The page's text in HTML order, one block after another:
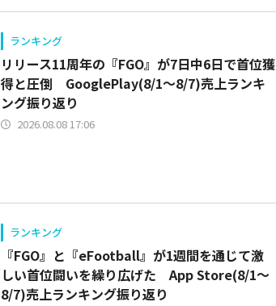
ランキング
リリース11周年の『FGO』が7日中6日で首位獲
得と圧倒 GooglePlay(8/1～8/7)売上ランキ
ング振り返り
2026.08.08 17:06
ランキング
『FGO』と『eFootball』が1週間を通じて激
しい首位闘いを繰り広げた App Store(8/1～
8/7)売上ランキング振り返り